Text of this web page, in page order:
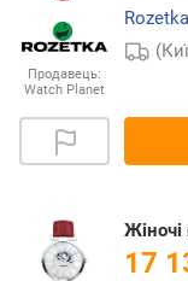
Продавець:
Watch Planet
Жіночі
17